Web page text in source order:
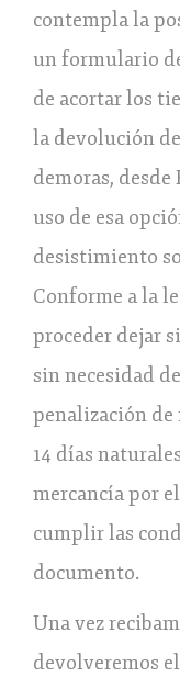
contempla la
un formulario
de acortar los
la devolución
demoras, desde
uso de esa
desistimiento
Conforme a la
proceder dejar
sin necesidad
penalización de
14 días
mercancía por
cumplir las
documento.
Una vez
devolveremos